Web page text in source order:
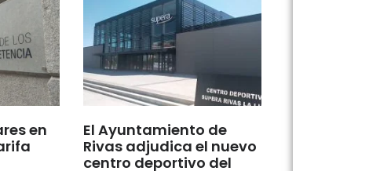
en
El Ayuntamiento de
Rivas adjudica el nuevo
centro deportivo del